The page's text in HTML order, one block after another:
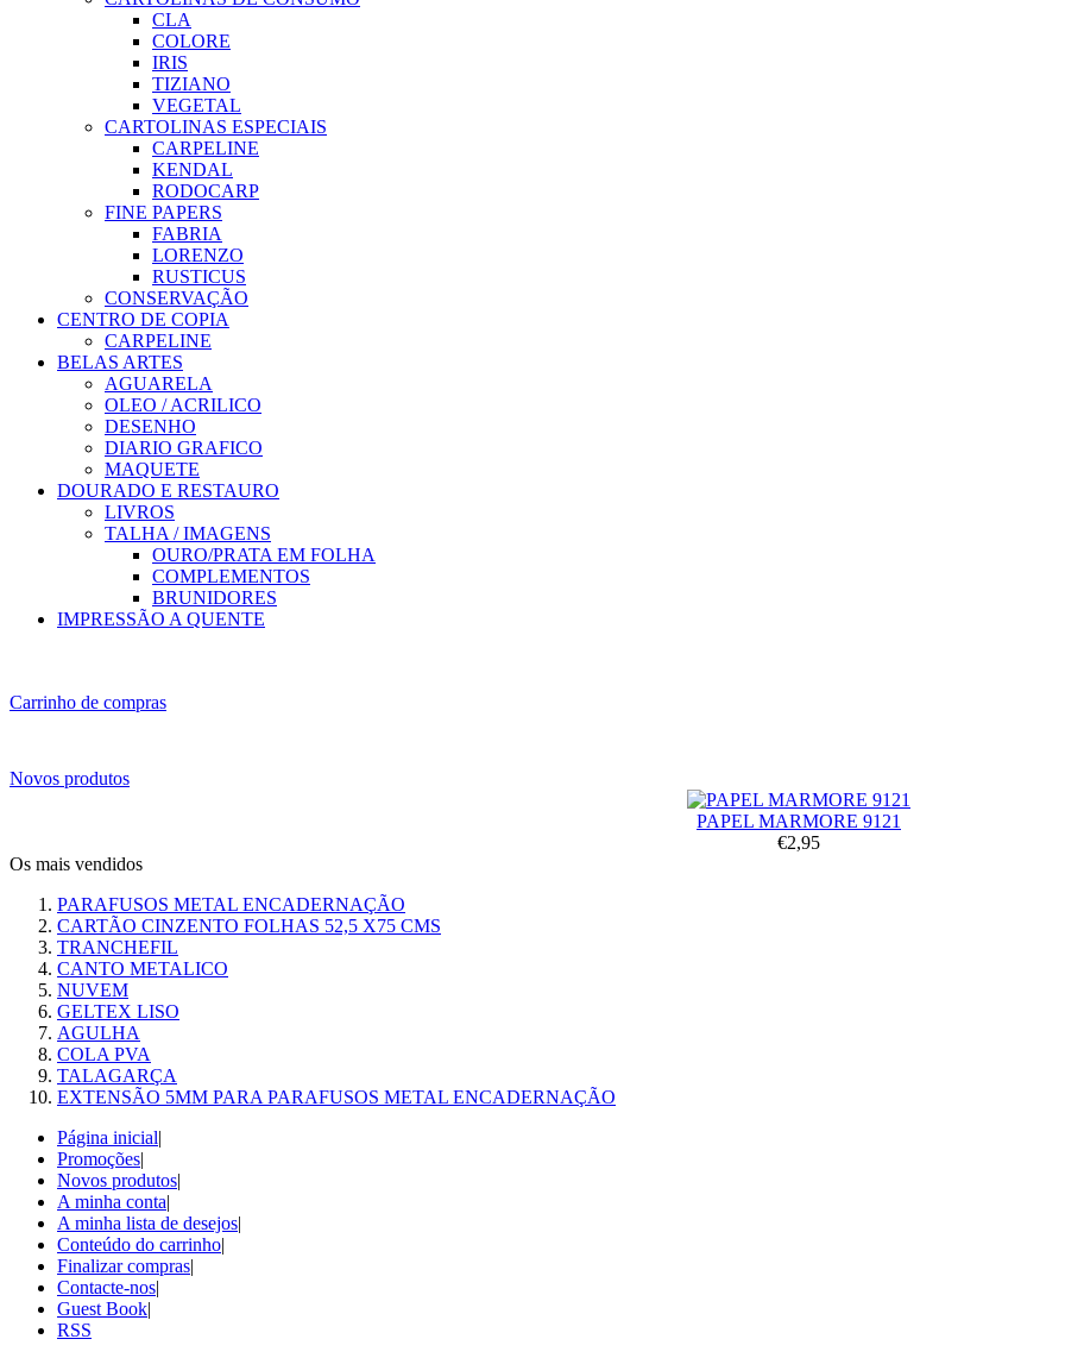
CLA
COLORE
IRIS
TIZIANO
VEGETAL
CARTOLINAS ESPECIAIS
CARPELINE
KENDAL
RODOCARP
FINE PAPERS
FABRIA
LORENZO
RUSTICUS
CONSERVAÇÃO
CENTRO DE COPIA
CARPELINE
BELAS ARTES
AGUARELA
OLEO / ACRILICO
DESENHO
DIARIO GRAFICO
MAQUETE
DOURADO E RESTAURO
LIVROS
TALHA / IMAGENS
OURO/PRATA EM FOLHA
COMPLEMENTOS
BRUNIDORES
IMPRESSÃO A QUENTE
Carrinho de compras
Novos produtos
PAPEL MARMORE 9121
€2,95
Os mais vendidos
PARAFUSOS METAL ENCADERNAÇÃO
CARTÃO CINZENTO FOLHAS 52,5 X75 CMS
TRANCHEFIL
CANTO METALICO
NUVEM
GELTEX LISO
AGULHA
COLA PVA
TALAGARÇA
EXTENSÃO 5MM PARA PARAFUSOS METAL ENCADERNAÇÃO
Página inicial|
Promoções|
Novos produtos|
A minha conta|
A minha lista de desejos|
Conteúdo do carrinho|
Finalizar compras|
Contacte-nos|
Guest Book|
RSS